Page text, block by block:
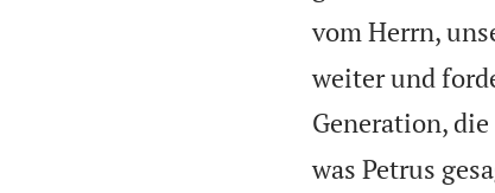
vom Herrn,
weiter und
Generation,
was Petrus